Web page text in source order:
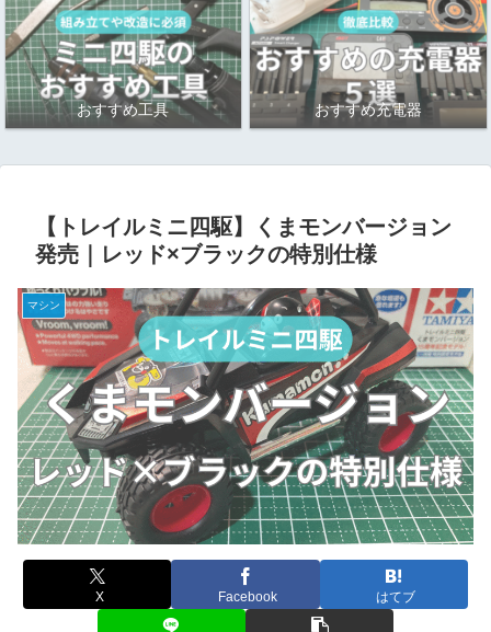
おすすめ工具 おすすめ充電器
【トレイルミニ四駆】くまモンバージョン
発売｜レッド×ブラックの特別仕様
マシン
X Facebook はてブ